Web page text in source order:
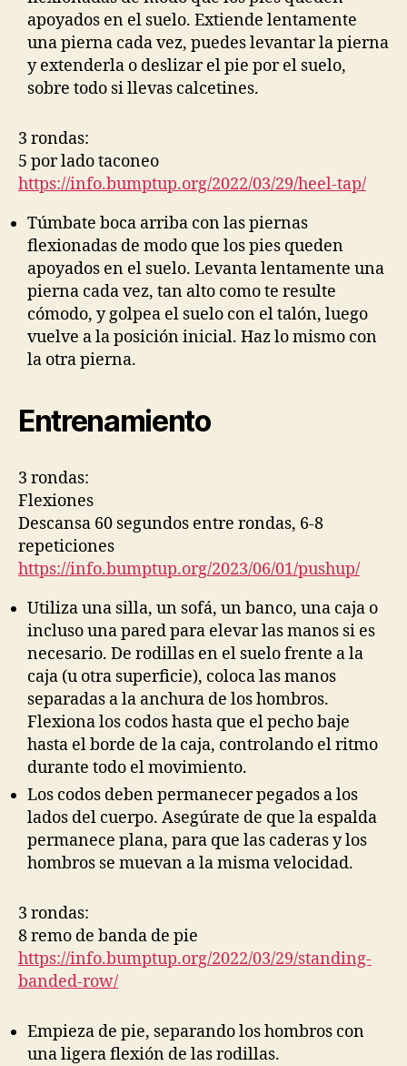
apoyados en el suelo. Extiende lentamente
una pierna cada vez, puedes levantar la pierna
y extenderla o deslizar el pie por el suelo,
sobre todo si llevas calcetines.
3 rondas:
5 por lado taconeo
https://info.bumptup.org/2022/03/29/heel-tap/
Túmbate boca arriba con las piernas
flexionadas de modo que los pies queden
apoyados en el suelo. Levanta lentamente una
pierna cada vez, tan alto como te resulte
cómodo, y golpea el suelo con el talón, luego
vuelve a la posición inicial. Haz lo mismo con
la otra pierna.
Entrenamiento
3 rondas:
Flexiones
Descansa 60 segundos entre rondas, 6-8
repeticiones
https://info.bumptup.org/2023/06/01/pushup/
Utiliza una silla, un sofá, un banco, una caja o
incluso una pared para elevar las manos si es
necesario. De rodillas en el suelo frente a la
caja (u otra superficie), coloca las manos
separadas a la anchura de los hombros.
Flexiona los codos hasta que el pecho baje
hasta el borde de la caja, controlando el ritmo
durante todo el movimiento.
Los codos deben permanecer pegados a los
lados del cuerpo. Asegúrate de que la espalda
permanece plana, para que las caderas y los
hombros se muevan a la misma velocidad.
3 rondas:
8 remo de banda de pie
https://info.bumptup.org/2022/03/29/standing-
banded-row/
Empieza de pie, separando los hombros con
una ligera flexión de las rodillas.